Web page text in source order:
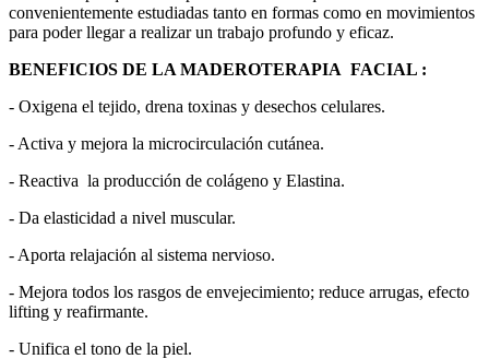
convenientemente estudiadas tanto en formas como en movimientos
para poder llegar a realizar un trabajo profundo y eficaz.
BENEFICIOS DE LA MADEROTERAPIA FACIAL :
- Oxigena el tejido, drena toxinas y desechos celulares.
- Activa y mejora la microcirculación cutánea.
- Reactiva la producción de colágeno y Elastina.
- Da elasticidad a nivel muscular.
- Aporta relajación al sistema nervioso.
- Mejora todos los rasgos de envejecimiento; reduce arrugas, efecto
lifting y reafirmante.
- Unifica el tono de la piel.